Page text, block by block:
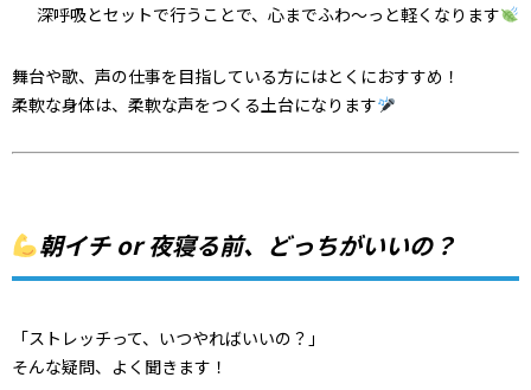
深呼吸とセットで行うことで、心までふわ〜っと軽くなります
舞台や歌、声の仕事を目指している方にはとくにおすすめ！
柔軟な身体は、柔軟な声をつくる土台になります
朝イチ or 夜寝る前、どっちがいいの？
「ストレッチって、いつやればいいの？」
そんな疑問、よく聞きます！